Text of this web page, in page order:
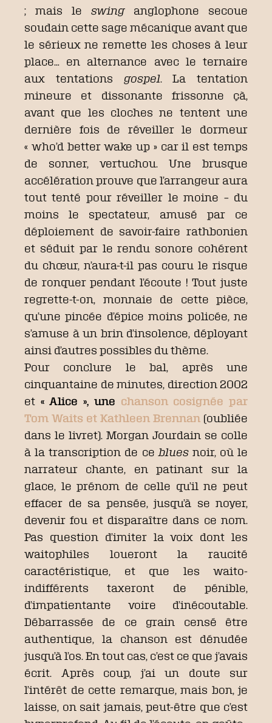
; mais le swinganglophone secoue
soudain cette sage mécanique avant que
le sérieux ne remette les choses à leur
place… en alternance avec le ternaire
aux tentations gospel. La tentation
mineure et dissonante frissonne çà,
avant que les cloches ne tentent une
dernière fois de réveiller le dormeur
« who’d better wake up » car il est temps
de sonner, vertuchou. Une brusque
accélération prouve que l’arrangeur aura
tout tenté pour réveiller le moine – du
moins le spectateur, amusé par ce
déploiement de savoir-faire rathbonien
et séduit par le rendu sonore cohérent
du chœur, n’aura-t-il pas couru le risque
de ronquer pendant l’écoute ! Tout juste
regrette-t-on, monnaie de cette pièce,
qu’une pincée d’épice moins policée, ne
s’amuse à un brin d’insolence, déployant
ainsi d’autres possibles du thème.
Pour conclure le bal, après une
cinquantaine de minutes, direction 2002
et « Alice », une chanson cosignée par
Tom Waits et Kathleen Brennan (oubliée
dans le livret). Morgan Jourdain se colle
à la transcription de ce bluesnoir, où le
narrateur chante, en patinant sur la
glace, le prénom de celle qu’il ne peut
effacer de sa pensée, jusqu’à se noyer,
devenir fou et disparaître dans ce nom.
Pas question d’imiter la voix dont les
waitophiles loueront la raucité
caractéristique, et que les waito-
indifférents taxeront de pénible,
d’impatientante voire d’inécoutable.
Débarrassée de ce grain censé être
authentique, la chanson est dénudée
jusqu’à l’os. En tout cas, c’est ce que j’avais
écrit. Après coup, j’ai un doute sur
l’intérêt de cette remarque, mais bon, je
laisse, on sait jamais, peut-être que c’est